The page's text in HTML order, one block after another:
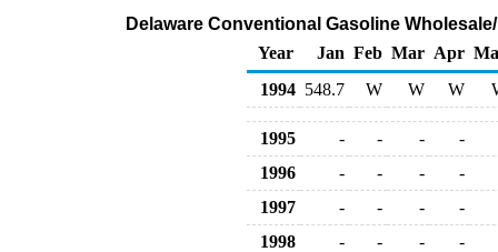
Delaware Conventional Gasoline
Year
Jan Feb Mar Apr
1994 548.7 W W W
1995 - - -
-
1996
- - -
-
1997
- - -
-
1998
- - -
-